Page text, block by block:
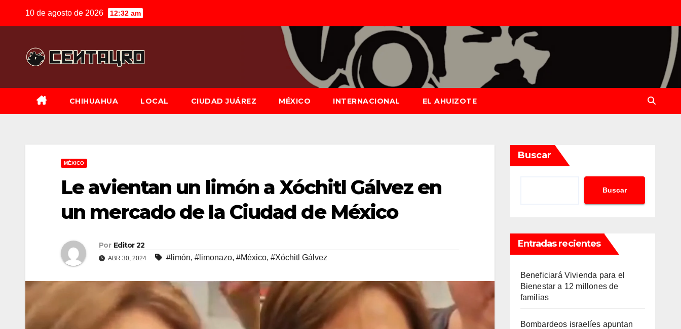
10 de agosto de 2026 12:32 am
CHIHUAHUA LOCAL CIUDAD JUÁREZ MÉXICO INTERNACIONAL EL AHUIZOTE
MÉXICO
Le avientan un limón a Xóchitl Gálvez en
un mercado de la Ciudad de México
Por Editor 22
ABR 30, 2024 #limón, #limonazo, #México, #Xóchitl Gálvez
Buscar
Buscar
Entradas recientes
Beneficiará Vivienda para el
Bienestar a 12 millones de
familias
Bombardeos israelíes apuntan